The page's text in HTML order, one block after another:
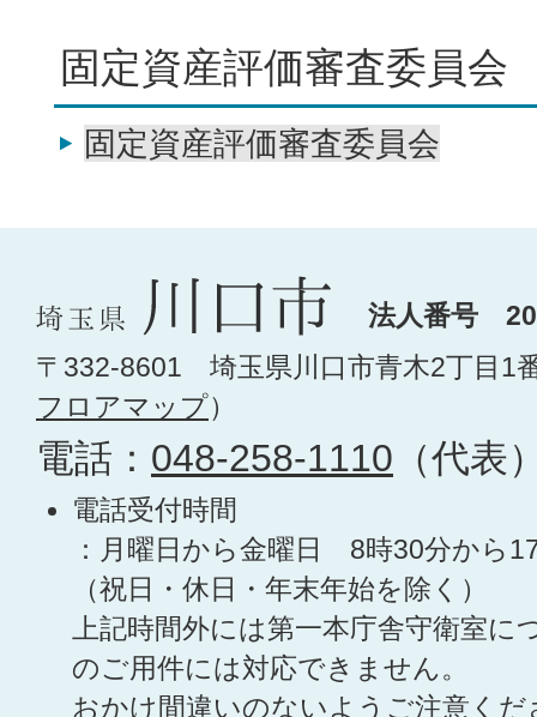
固定資産評価審査委員会
固定資産評価審査委員会
法人番号
〒332-8601 埼玉県川口市青木2丁目1
フロアマップ）
電話： 048-258-1110 （代表
電話受付時間
：月曜日から金曜日 8時30分から
（祝日・休日・年末年始を除く）
上記時間外には第一本庁舎守衛室に
のご用件には対応できません。
おかけ間違いのないようご注意くだ